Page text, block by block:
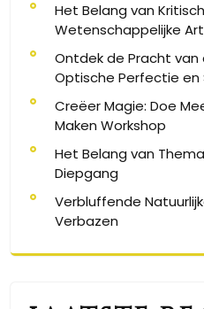
Het Belang van
Wetenschappelijke
Ontdek de Pracht van
Optische Perfectie en
Creëer Magie: Doe
Maken Workshop
Het Belang van
Diepgang
Verbluffende
Verbazen